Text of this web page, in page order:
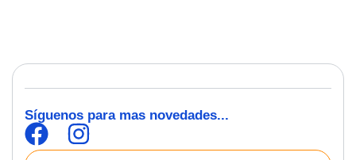
Síguenos para mas novedades...